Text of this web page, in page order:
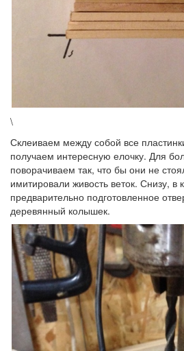
\
Склеиваем между собой все
получаем интересную елочку. Для
поворачиваем так, что бы они не
имитировали живость веток. Снизу, в
предварительно подготовленное
деревянный колышек.